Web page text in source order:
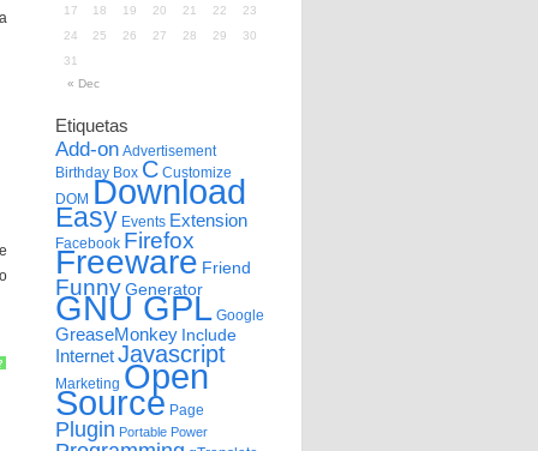
17
18 19 20 21 22
23
24
25 26 27 28 29
30
31
« Dec
Etiquetas
Add-on Advertisement
Birthday Box C Customize
DOM Download
Easy Events Extension
Facebook Firefox
Freeware Friend
Funny Generator
GNU GPL Google
GreaseMonkey Include
InternetJavascript
Marketing Open
Source Page
Plugin Portable Power